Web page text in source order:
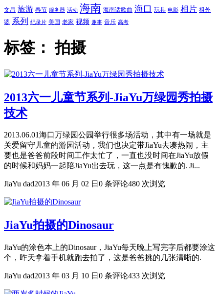
文昌 旅游 春节 服务器 活动 海南 海南话歌曲 海口 玩具 电影 相片 祖外
婆 系列 纪录片 美国 老家 视频 趣事 音乐 高考
标签：拍摄
2013六一儿童节系列-JiaYu万绿园秀拍摄
技术
2013.06.01海口万绿园公园举行很多场活动，其中有一场就是
关爱留守儿童的游园活动，我们也决定带JiaYu去凑热闹，主
要也是爸爸前段时间工作太忙了，一直也没时间在JiaYu放假
的时候和妈妈一起陪JiaYu出去玩，这一点是有愧歉的. Ji...
JiaYu dad2013 年 06 月 02 日 0 条评论480 次浏览
JiaYu拍摄的Dinosaur
JiaYu的涂色本上的Dinosaur，JiaYu每天晚上写完字后都要涂这
个，昨天拿着手机就跑去拍了，这是爸爸挑的几张清晰的.
JiaYu dad2013 年 03 月 10 日 0 条评论433 次浏览